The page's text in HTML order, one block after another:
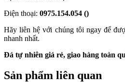
Điện thoại: 0975.154.054 ()
Hãy liên hệ với chúng tôi ngay để
nhanh nhất.
Đá tự nhiên giá rẻ, giao hàng toàn
Sản phẩm liên quan